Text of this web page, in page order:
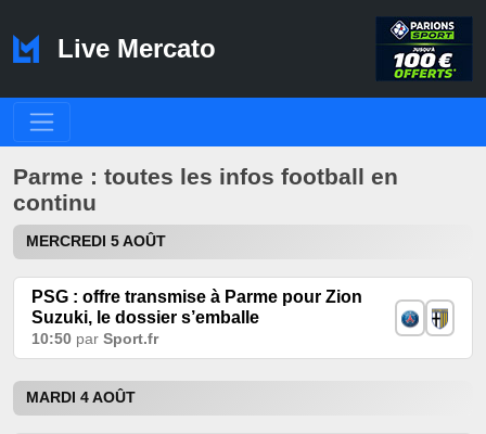
Live Mercato
Parme : toutes les infos football en
continu
MERCREDI 5 AOÛT
PSG : offre transmise à Parme pour Zion
Suzuki, le dossier s’emballe
10:50 par Sport.fr
MARDI 4 AOÛT